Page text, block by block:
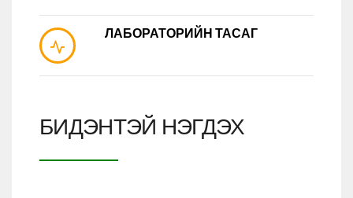
ЛАБОРАТОРИЙН ТАСАГ
БИДЭНТЭЙ НЭГДЭХ